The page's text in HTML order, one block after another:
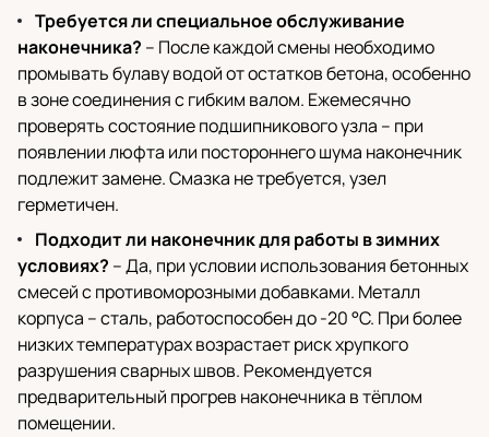
Требуется ли специальное обслуживание
наконечника? – После каждой смены необходимо
промывать булаву водой от остатков бетона, особенно
в зоне соединения с гибким валом. Ежемесячно
проверять состояние подшипникового узла – при
появлении люфта или постороннего шума наконечник
подлежит замене. Смазка не требуется, узел
герметичен.
Подходит ли наконечник для работы в зимних
условиях? – Да, при условии использования бетонных
смесей с противоморозными добавками. Металл
корпуса – сталь, работоспособен до -20 °C. При более
низких температурах возрастает риск хрупкого
разрушения сварных швов. Рекомендуется
предварительный прогрев наконечника в тёплом
помещении.